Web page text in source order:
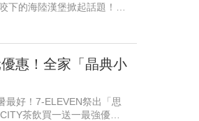
下的海陸漢堡掀起話題！而
站上C位，肯德基將於6月
惠！全家「晶典小
最好！7-ELEVEN祭出「思
茶飲買一送一最強優